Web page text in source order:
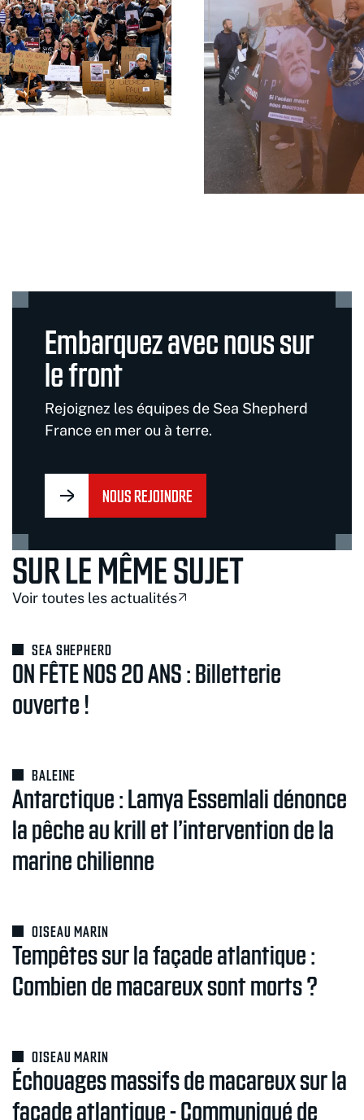
Embarquez avec nous sur
le front
Rejoignez les équipes de Sea Shepherd
France en mer ou à terre.
NOUS REJOINDRE
SUR LE MÊME SUJET
Voir toutes les actualités
SEA SHEPHERD
ON FÊTE NOS 20 ANS : Billetterie
ouverte !
BALEINE
Antarctique : Lamya Essemlali dénonce
la pêche au krill et l’intervention de la
marine chilienne
OISEAU MARIN
Tempêtes sur la façade atlantique :
Combien de macareux sont morts ?
OISEAU MARIN
Échouages massifs de macareux sur la
façade atlantique - Communiqué de